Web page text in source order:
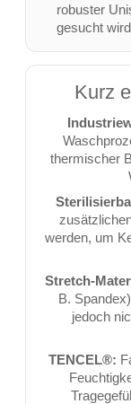
robuster
gesucht wird
Kurz
thermischer
werden, um
Stretch-
B.
jedoch
TENCEL®: